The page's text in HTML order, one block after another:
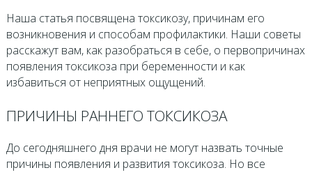
Наша статья посвящена токсикозу, причинам его
возникновения и способам профилактики. Наши советы
расскажут вам, как разобраться в себе, о первопричинах
появления токсикоза при беременности и как
избавиться от неприятных ощущений.
ПРИЧИНЫ РАННЕГО ТОКСИКОЗА
До сегодняшнего дня врачи не могут назвать точные
причины появления и развития токсикоза. Но все